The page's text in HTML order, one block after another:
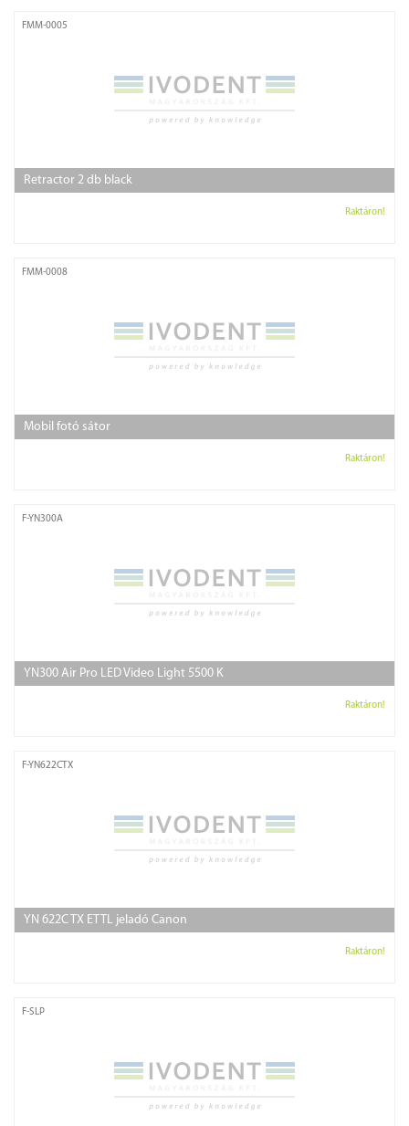
FMM-0005
Retractor 2 db black
Raktáron!
FMM-0008
Mobil fotó sátor
Raktáron!
F-YN300A
YN300 Air Pro LED Video Light 5500 K
Raktáron!
F-YN622CTX
YN 622C TX ETTL jeladó Canon
Raktáron!
F-SLP